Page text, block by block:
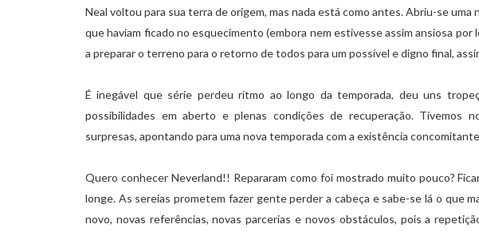
Neal voltou para sua terra de origem, mas nada está como antes. Abriu-se uma
que haviam ficado no esquecimento (embora nem estivesse assim ansiosa
a preparar o terreno para o retorno de todos para um possível e digno final,
É inegável que série perdeu ritmo ao longo da temporada, deu uns
possibilidades em aberto e plenas condições de recuperação. Tivemos
surpresas, apontando para uma nova temporada com a existência
Quero conhecer Neverland!! Repararam como foi mostrado muito pouco?
longe. As sereias prometem fazer gente perder a cabeça e sabe-se lá o que
novo, novas referências, novas parcerias e novos obstáculos, pois a